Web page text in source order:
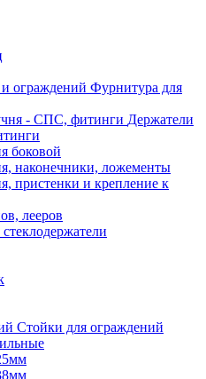
Фурнитура для
Держатели
боковой
наконечники, ложементы
пристенки и крепление к
лееров
Стойки для ограждений